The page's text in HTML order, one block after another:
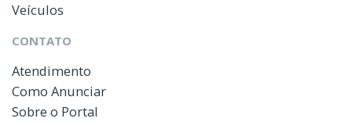
Veículos
CONTATO
Atendimento
Como Anunciar
Sobre o Portal